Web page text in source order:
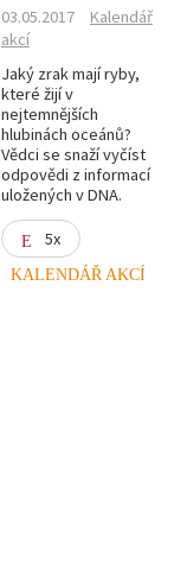
03.05.2017
Kalendář
akcí
Jaký zrak mají ryby,
které žijí v
nejtemnějších
hlubinách oceánů?
Vědci se snaží vyčíst
odpovědi z informací
uložených v DNA.
5x
KALENDÁŘ AKCÍ